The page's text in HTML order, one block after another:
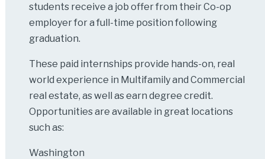
students receive a job offer from their Co-op
employer for a full-time position following
graduation.
These paid internships provide hands-on, real
world experience in Multifamily and Commercial
real estate, as well as earn degree credit.
Opportunities are available in great locations
such as:
Washington